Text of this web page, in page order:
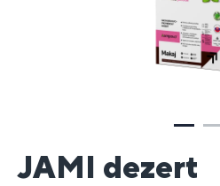
JAMI dezert